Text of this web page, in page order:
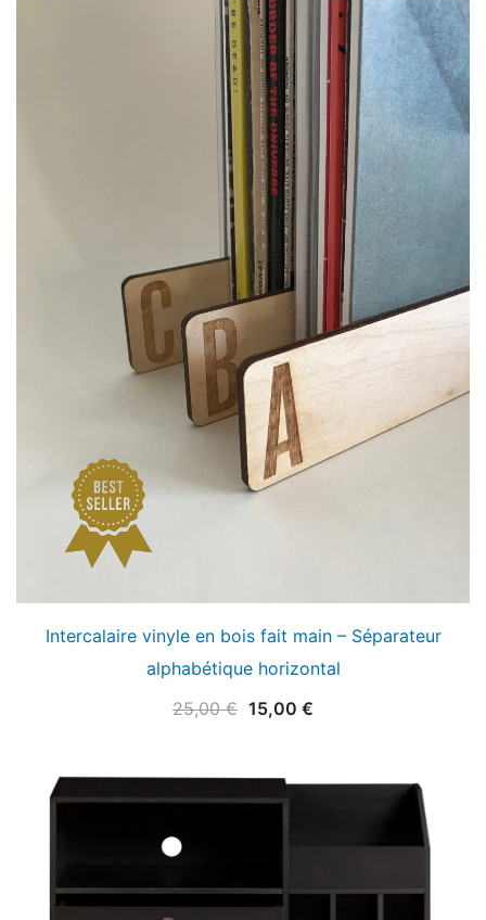
Intercalaire vinyle en bois fait main – Séparateur
alphabétique horizontal
25,00€ Le
était :
15,00 €
est :